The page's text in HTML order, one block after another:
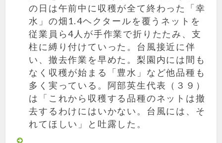
の日は午前中に収穫が全て終わった「幸
水」の畑1.4ヘクタールを覆うネットを
従業員ら4人が手作業で折りたたみ、支
柱に縛り付けていった。台風接近に伴
い、撤去作業を早めた。梨園内には間も
なく収穫が始まる「豊水」など他品種も
多く実っている。阿部英生代表（３９）
は「これから収穫する品種のネットは撤
去するわけにはいかない。台風には、そ
れてほしい」と吐露した。